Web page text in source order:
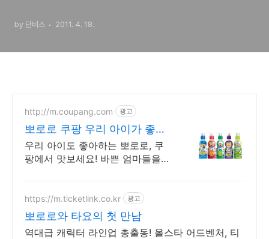
DVD 판매)
by 단비스 2011. 4. 18.
http://m.coupang.com 광고
뽀로로 쿠팡 우리 아이가 좋아
하는 음료
우리 아이도 좋아하는 뽀로로, 쿠
팡에서 맛보세요! 바쁜 엄마들을
https://m.ticketlink.co.kr 광고
뽀로로와 타요의 첫 만남
역대급 캐릭터 라인업 총출동! 올스타 어드벤처, 티